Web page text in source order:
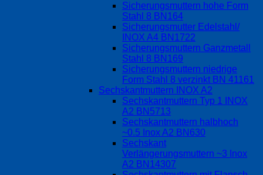
Sicherungsmuttern hohe Form
Stahl 8 BN164
Sicherungsmutter Edelstahl/
INOX A4 BN1722
Sicherungsmuttern Ganzmetall
Stahl 8 BN169
Sicherungsmuttern niedrige
Form Stahl 8 verzinkt BN 41161
Sechskantmuttern INOX A2
Sechskantmuttern Typ 1 INOX
A2 BN5713
Sechskantmuttern halbhoch
~0.5 Inox A2 BN630
Sechskant
Verlängerungsmuttern ~3 Inox
A2 BN14307